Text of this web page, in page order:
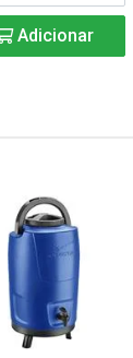
Adicionar